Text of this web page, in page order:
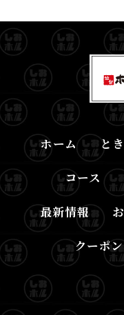
ホーム と
コース
最新情報
クーポン